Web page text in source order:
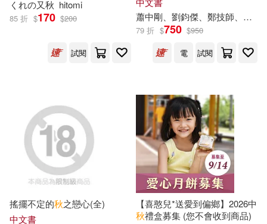
保健(17) 設計文具(156)
星巴克(1) 日用清潔(2)
婦幼生活(61)
餐廚生活(71) 電子票證(2)
鞋包配件(78) 票券(2)
寵物生活(19) 玲廊滿藝(42)
黃秋芳(77)
曲一線（主編）(57)
秋月空太(53)
持田秋(48) 文秋芳(46)
羅秋昭(46) 薛謙（主編）(46)
余秋雨(45) 張秋生(45)
展開
出版社 (可複選)
水星外文雜誌(1124)
東立(354) 尖端(226)
台灣角川(219)
くれの又秋 hitomi
85 折 $170 $200
試閱
蕭中剛、劉鈞傑、鄭技師、賴
79 折 $750 $950
電
試閱
搖擺不定的秋之戀心(全)
中文書
【喜憨兒*送愛到偏鄉】2026中
秋禮盒募集 (您不會收到商品)